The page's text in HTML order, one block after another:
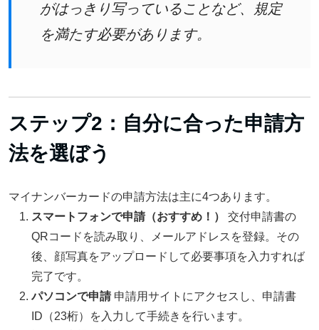
がはっきり写っていることなど、規定
を満たす必要があります。
ステップ2：自分に合った申請方
法を選ぼう
マイナンバーカードの申請方法は主に4つあります。
スマートフォンで申請（おすすめ！）
交付申請書の
QRコードを読み取り、メールアドレスを登録。その
後、顔写真をアップロードして必要事項を入力すれば
完了です。
パソコンで申請申請用サイトにアクセスし、申請書
ID（23桁）を入力して手続きを行います。